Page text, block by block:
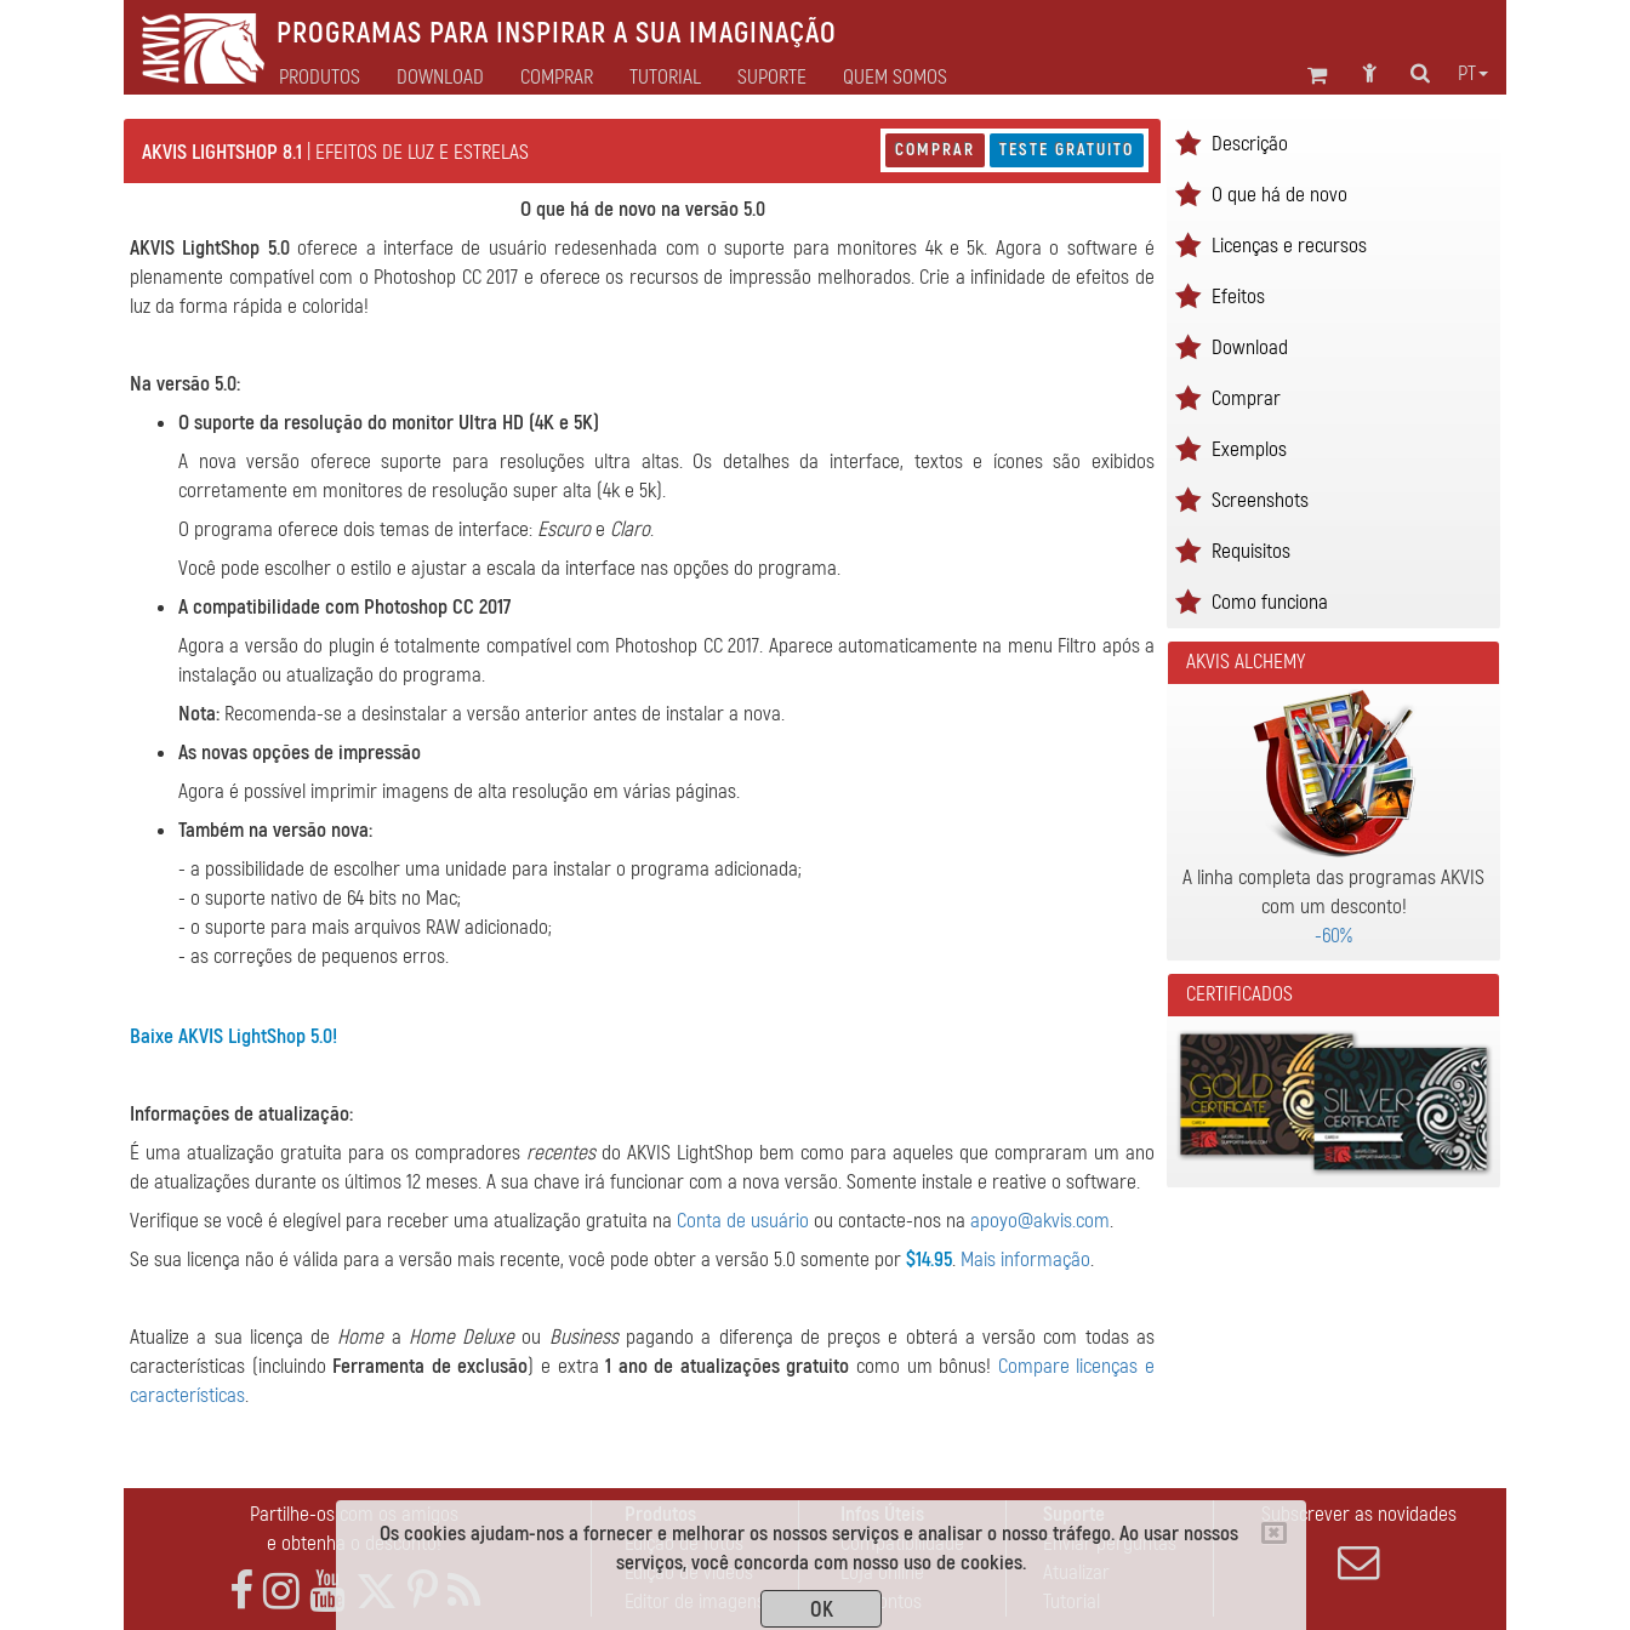
Os cookies ajudam-nos a fornecer e melhorar os nossos serviços e analisar o nosso tráfego. Ao usar nossos
serviços, você concorda com nosso uso de cookies.
OK
PROGRAMAS PARA INSPIRAR A SUA IMAGINAÇÃO
PT
PRODUTOS DOWNLOAD COMPRAR TUTORIAL SUPORTE QUEM SOMOS
AKVIS LIGHTSHOP 8.1 | EFEITOS DE LUZ E ESTRELAS COMPRAR TESTE GRATUITO
O que há de novo na versão 5.0
AKVIS LightShop 5.0oferece a interface de usuário redesenhada com o suporte para monitores 4k e 5k. Agora o software é
plenamente compatível com o Photoshop CC 2017 e oferece os recursos de impressão melhorados. Crie a infinidade de efeitos de
luz da forma rápida e colorida!
Na versão 5.0:
O suporte da resolução do monitor Ultra HD (4K e 5K)
A nova versão oferece suporte para resoluções ultra altas. Os detalhes da interface, textos e ícones são exibidos
corretamente em monitores de resolução super alta (4k e 5k).
O programa oferece dois temas de interface: Escuroe Claro.
Você pode escolher o estilo e ajustar a escala da interface nas opções do programa.
A compatibilidade com Photoshop CC 2017
Agora a versão do plugin é totalmente compatível com Photoshop CC 2017. Aparece automaticamente na menu Filtro após a
instalação ou atualização do programa.
Nota: Recomenda-se a desinstalar a versão anterior antes de instalar a nova.
As novas opções de impressão
Agora é possível imprimir imagens de alta resolução em várias páginas.
Também na versão nova:
- a possibilidade de escolher uma unidade para instalar o programa adicionada;
- o suporte nativo de 64 bits no Mac;
- o suporte para mais arquivos RAW adicionado;
- as correções de pequenos erros.
Baixe AKVIS LightShop 5.0!
Informações de atualização:
É uma atualização gratuita para os compradores recentesdo AKVIS LightShop bem como para aqueles que compraram um ano
de atualizações durante os últimos 12 meses. A sua chave irá funcionar com a nova versão. Somente instale e reative o software.
Verifique se você é elegível para receber uma atualização gratuita na Conta de usuário ou contacte-nos na apoyo@akvis.com.
Se sua licença não é válida para a versão mais recente, você pode obter a versão 5.0 somente por$14.95. Mais informação.
Atualize a sua licença de Homea Home Deluxeou Businesspagando a diferença de preços e obterá a versão com todas as
características (incluindo Ferramenta de exclusão) e extra1 ano de atualizações gratuito como um bônus! Compare licenças e
características.
Descrição
O que há de novo
Licenças e recursos
Efeitos
Download
Comprar
Exemplos
Screenshots
Requisitos
Como funciona
AKVIS ALCHEMY
A linha completa das programas AKVIS
com um desconto!
-60%
CERTIFICADOS
Partilhe-os com os amigos
e obtenha o desconto!
Edição de fotos
Edição de vídeos
Editor de imagens
Compatibilidade
Loja online
Descontos
Enviar perguntas
Subscrever as novidades